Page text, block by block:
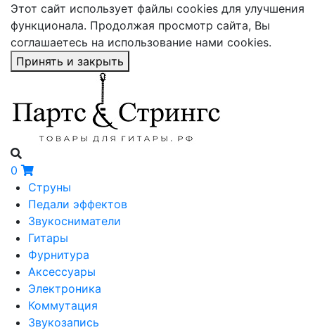
Этот сайт использует файлы cookies для улучшения
функционала. Продолжая просмотр сайта, Вы
соглашаетесь на использование нами cookies.
Принять и закрыть
0
Струны
Педали эффектов
Звукосниматели
Гитары
Фурнитура
Аксессуары
Электроника
Коммутация
Звукозапись